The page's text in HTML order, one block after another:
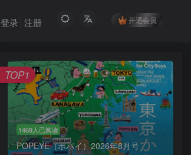
开通会员
登录 注册
1469人已阅读
POPEYE（ポパイ）2026年8月号
TOP1